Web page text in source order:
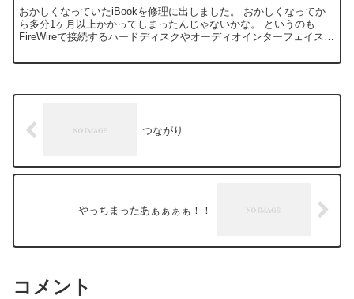
おかしくなっていたiBookを修理に出しました。 おかしくなってか
ら多分1ヶ月以上かかってしまったんじゃないかな。 というのも
FireWireで接続するハードディスクやオーディオインターフェイスを
つながり
やっちまったあぁぁぁぁ！！
コメント